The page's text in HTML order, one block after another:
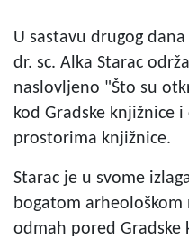
U sastavu drugog
dr. sc. Alka Starac
naslovljeno "Što su
kod Gradske knjižnice
prostorima knjižnice.
Starac je u svome
bogatom
odmah pored Gradske